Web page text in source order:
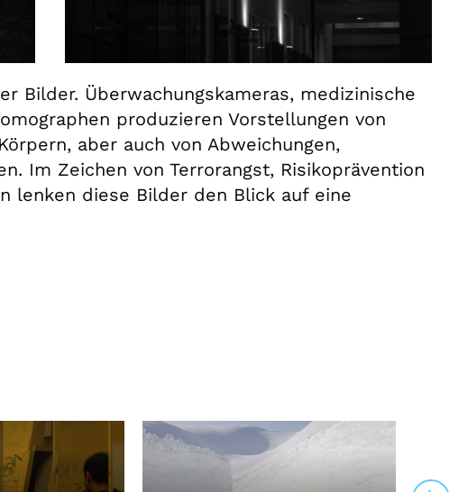
Bilder. Überwachungskameras, medizinische
produzieren Vorstellungen von
aber auch von Abweichungen,
Im Zeichen von Terrorangst, Risikoprävention
lenken diese Bilder den Blick auf eine